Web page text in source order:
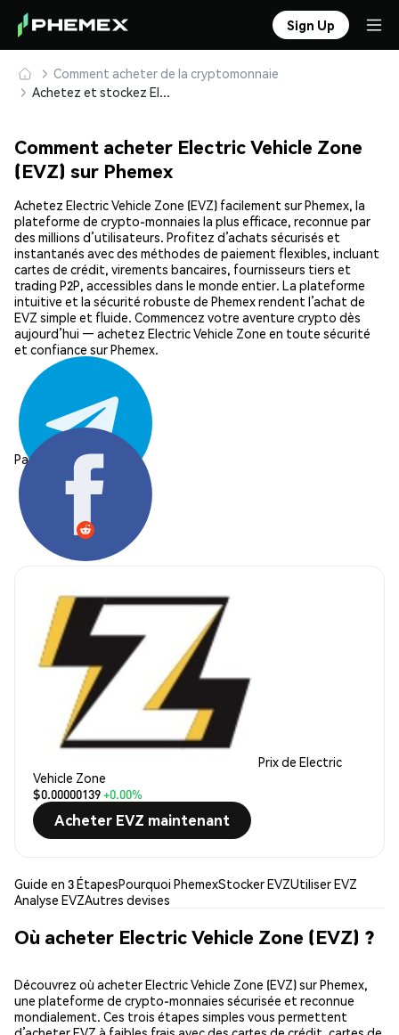
Sign Up
Comment acheter de la cryptomonnaie
Achetez et stockez Electric Vehicle Zone (EVZ) en toute sécurité
Comment acheter Electric Vehicle Zone
(EVZ) sur Phemex
Achetez Electric Vehicle Zone (EVZ) facilement sur Phemex, la
plateforme de crypto-monnaies la plus efficace, reconnue par
des millions d’utilisateurs. Profitez d’achats sécurisés et
instantanés avec des méthodes de paiement flexibles, incluant
cartes de crédit, virements bancaires, fournisseurs tiers et
trading P2P, accessibles dans le monde entier. La plateforme
intuitive et la sécurité robuste de Phemex rendent l’achat de
EVZ simple et fluide. Commencez votre aventure crypto dès
aujourd’hui — achetez Electric Vehicle Zone en toute sécurité
et confiance sur Phemex.
Partager:
Prix de Electric
Vehicle Zone
$0.00000139+0.00%
Acheter EVZ maintenant
Guide en 3 ÉtapesPourquoi PhemexStocker EVZUtiliser EVZ
Analyse EVZAutres devises
Où acheter Electric Vehicle Zone (EVZ) ?
Découvrez où acheter Electric Vehicle Zone (EVZ) sur Phemex,
une plateforme de crypto-monnaies sécurisée et reconnue
mondialement. Ces trois étapes simples vous permettent